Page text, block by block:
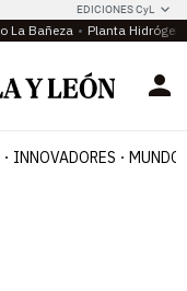
EDICIONES CyL
La Bañeza Planta
INNOVADORES MUNDO